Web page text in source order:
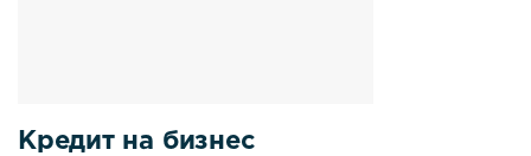
Кредит на бизнес